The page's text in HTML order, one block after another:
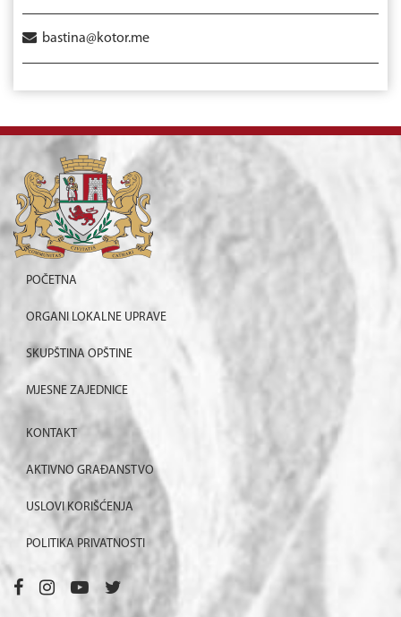
bastina@kotor.me
POČETNA
ORGANI LOKALNE UPRAVE
SKUPŠTINA OPŠTINE
MJESNE ZAJEDNICE
KONTAKT
AKTIVNO GRAĐANSTVO
USLOVI KORIŠĆENJA
POLITIKA PRIVATNOSTI